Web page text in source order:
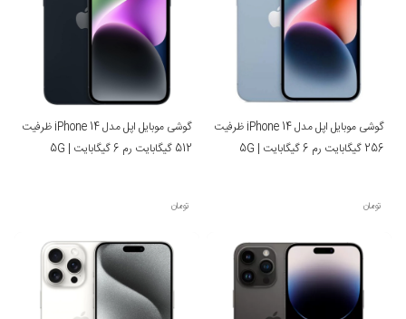
گوشی موبایل اپل مدل iPhone 14 ظرفیت
256 گیگابایت رم 6 گیگابایت | 5G
تومان
گوشی موبایل اپل مدل iPhone 14 ظرفیت
512 گیگابایت رم 6 گیگابایت | 5G
تومان